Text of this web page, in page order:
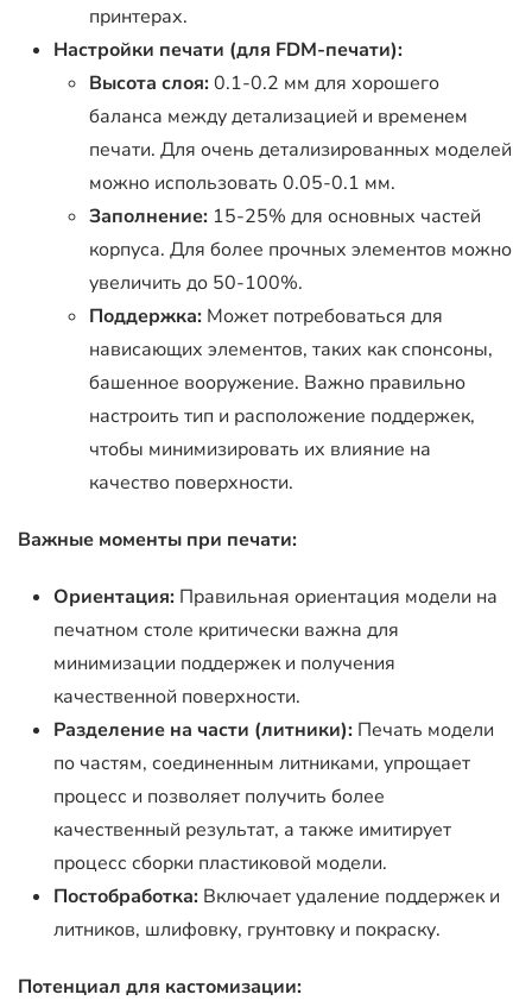
принтерах.
Настройки печати (для FDM-печати):
Высота слоя:0.1-0.2 мм для хорошего
баланса между детализацией и временем
печати. Для очень детализированных моделей
можно использовать 0.05-0.1 мм.
Заполнение: 15-25% для основных частей
корпуса. Для более прочных элементов можно
увеличить до 50-100%.
Поддержка: Может потребоваться для
нависающих элементов, таких как спонсоны,
башенное вооружение. Важно правильно
настроить тип и расположение поддержек,
чтобы минимизировать их влияние на
качество поверхности.
Важные моменты при печати:
Ориентация: Правильная ориентация модели на
печатном столе критически важна для
минимизации поддержек и получения
качественной поверхности.
Разделение на части (литники): Печать модели
по частям, соединенным литниками, упрощает
процесс и позволяет получить более
качественный результат, а также имитирует
процесс сборки пластиковой модели.
Постобработка: Включает удаление поддержек и
литников, шлифовку, грунтовку и покраску.
Потенциал для кастомизации: